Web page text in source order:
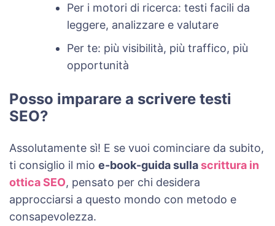
Per i motori di ricerca: testi facili da
leggere, analizzare e valutare
Per te: più visibilità, più traffico, più
opportunità
Posso imparare a scrivere testi
SEO?
Assolutamente sì! E se vuoi cominciare da subito,
ti consiglio il mio e-book-guida sullascrittura in
ottica SEO, pensato per chi desidera
approcciarsi a questo mondo con metodo e
consapevolezza.